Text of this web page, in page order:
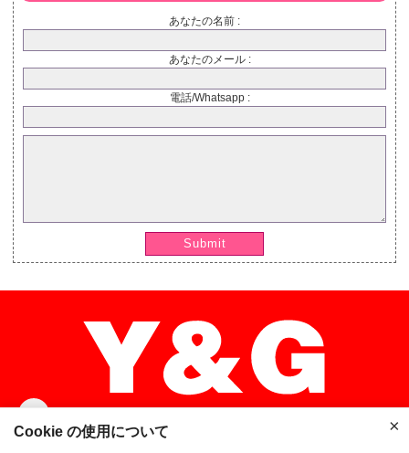
あなたの名前 :
あなたのメール :
電話/Whatsapp :
Submit
×
Cookie の使用について ×